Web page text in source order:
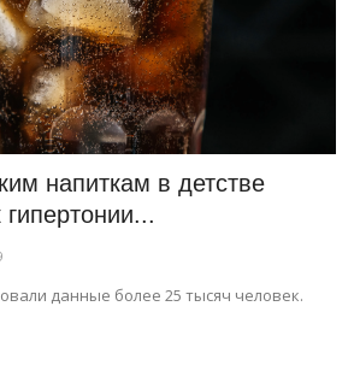
напиткам в детстве
данные более 25 тысяч человек.